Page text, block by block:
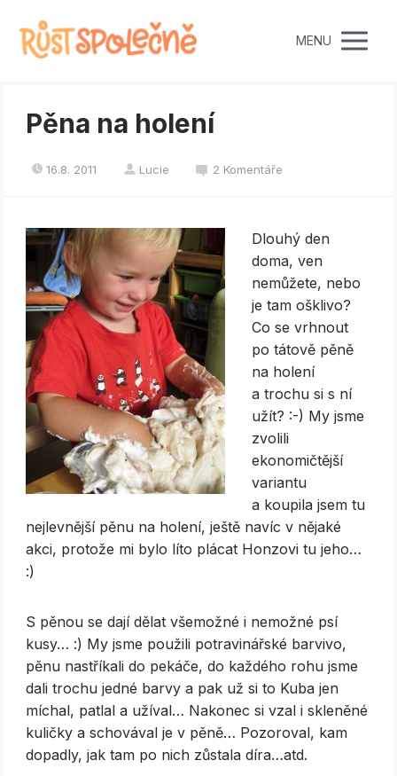
MENU
Pěna na holení
16.8. 2011 Lucie 2 Komentáře
Dlouhý den
doma, ven
nemůžete, nebo
je tam ošklivo?
Co se vrhnout
po tátově pěně
na holení
a trochu si s ní
užít? :-) My jsme
zvolili
ekonomičtější
variantu
a koupila jsem tu
nejlevnější pěnu na holení, ještě navíc v nějaké
akci, protože mi bylo líto plácat Honzovi tu jeho…
:)
S pěnou se dají dělat všemožné i nemožné psí
kusy… :) My jsme použili potravinářské barvivo,
pěnu nastříkali do pekáče, do každého rohu jsme
dali trochu jedné barvy a pak už si to Kuba jen
míchal, patlal a užíval… Nakonec si vzal i skleněné
kuličky a schovával je v pěně… Pozoroval, kam
dopadly, jak tam po nich zůstala díra…atd.